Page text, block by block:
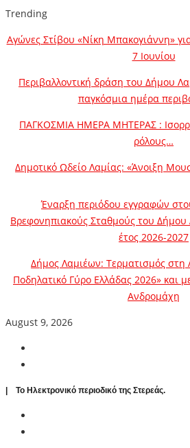
Trending
Αγώνες Στίβου «Νίκη Μπακογιάννη»
7 Ιουνίου
Περιβαλλοντική δράση του Δήμου
παγκόσμια ημέρα
ΠΑΓΚΟΣΜΙΑ ΗΜΕΡΑ ΜΗΤΕΡΑΣ :
ρόλους…
Δημοτικό Ωδείο Λαμίας: «Άνοιξη
Έναρξη περιόδου εγγραφών
Βρεφονηπιακούς Σταθμούς του Δήμου
έτος 2026-2027
Δήμος Λαμιέων: Τερματισμός στη
Ποδηλατικό Γύρο Ελλάδας 2026» και
Ανδρομάχη
August 9, 2026
| To Ηλεκτρονικό περιοδικό της Στερεάς.